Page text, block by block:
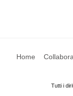
Home
Tutti i